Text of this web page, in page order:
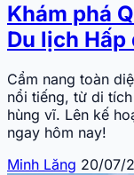
Khám phá
Du lịch
Cẩm nang toàn
nổi tiếng, từ di
hùng vĩ. Lên kế
ngay hôm nay!
Minh Lăng 20/07/